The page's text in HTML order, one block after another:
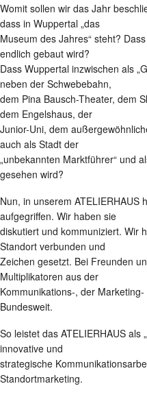
Womit sollen wir das Jahr
dass in Wuppertal „das
Museum des Jahres“ steht?
endlich gebaut wird?
Dass Wuppertal inzwischen als
neben der Schwebebahn,
dem Pina Bausch-Theater, dem
dem Engelshaus, der
Junior-Uni, dem
auch als Stadt der
„unbekannten Marktführer“ und
gesehen wird?
Nun, in unserem ATELIERHAUS
aufgegriffen. Wir haben sie
diskutiert und kommuniziert. Wir
Standort verbunden und
Zeichen gesetzt. Bei Freunden
Multiplikatoren aus der
Kommunikations-, der
Bundesweit.
So leistet das ATELIERHAUS
innovative und
strategische
Standortmarketing.